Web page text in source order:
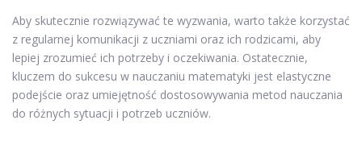
Aby skutecznie rozwiązywać te wyzwania, warto także korzystać
z regularnej komunikacji z uczniami oraz ich rodzicami, aby
lepiej zrozumieć ich potrzeby i oczekiwania. Ostatecznie,
kluczem do sukcesu w nauczaniu matematyki jest elastyczne
podejście oraz umiejętność dostosowywania metod nauczania
do różnych sytuacji i potrzeb uczniów.